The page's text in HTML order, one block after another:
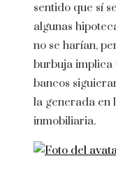
sentido que sí
algunas
no se harían,
burbuja implica
bancos
la generada en
inmobiliaria.